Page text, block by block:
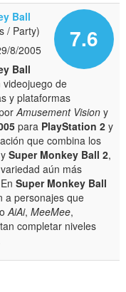
7.6
Ball
/ Party)
8/2005
Ball
videojuego de
y plataformas
Amusement Vision y
para PlayStation 2 y
que combina los
ySuper Monkey Ball 2,
aún más
EnSuper Monkey Ball
a personajes que
AiAi,MeeMee,
completar niveles